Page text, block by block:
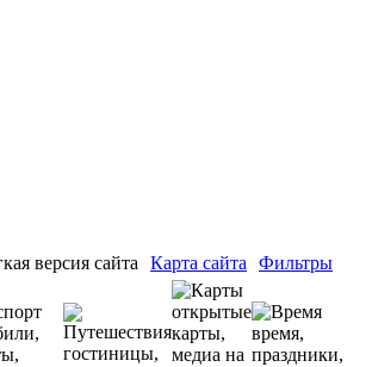
версия сайта Карта сайта Фильтры